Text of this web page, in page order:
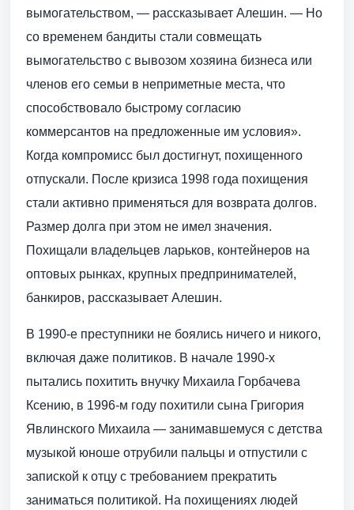
вымогательством, — рассказывает Алешин. — Но
со временем бандиты стали совмещать
вымогательство с вывозом хозяина бизнеса или
членов его семьи в неприметные места, что
способствовало быстрому согласию
коммерсантов на предложенные им условия».
Когда компромисс был достигнут, похищенного
отпускали. После кризиса 1998 года похищения
стали активно применяться для возврата долгов.
Размер долга при этом не имел значения.
Похищали владельцев ларьков, контейнеров на
оптовых рынках, крупных предпринимателей,
банкиров, рассказывает Алешин.
В 1990-е преступники не боялись ничего и никого,
включая даже политиков. В начале 1990-х
пытались похитить внучку Михаила Горбачева
Ксению, в 1996-м году похитили сына Григория
Явлинского Михаила — занимавшемуся с детства
музыкой юноше отрубили пальцы и отпустили с
запиской к отцу с требованием прекратить
заниматься политикой. На похищениях людей